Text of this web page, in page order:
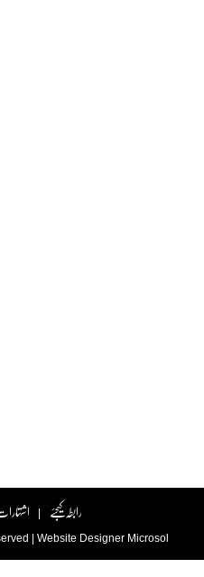
رابطہ کیجئے
| Website Designer Microsol